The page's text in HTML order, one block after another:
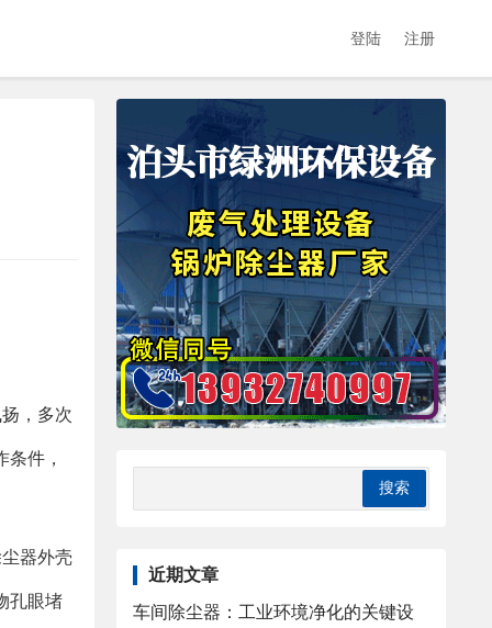
登陆 注册
，多次
件，
器外壳
孔眼堵
近期文章
车间除尘器：工业环境净化的关键设